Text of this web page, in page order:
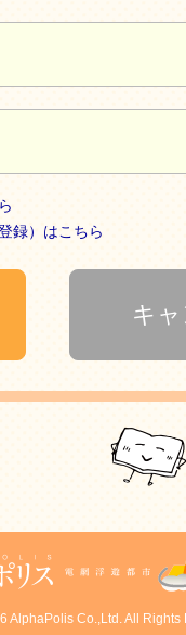
録）はこちら
AlphaPolis Co.,Ltd. All Rights